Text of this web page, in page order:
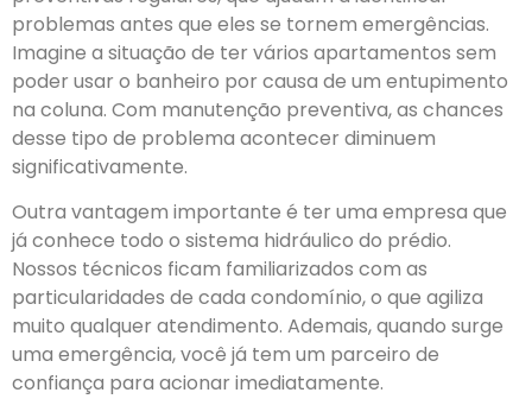
problemas antes que eles se tornem emergências.
Imagine a situação de ter vários apartamentos sem
poder usar o banheiro por causa de um entupimento
na coluna. Com manutenção preventiva, as chances
desse tipo de problema acontecer diminuem
significativamente.
Outra vantagem importante é ter uma empresa que
já conhece todo o sistema hidráulico do prédio.
Nossos técnicos ficam familiarizados com as
particularidades de cada condomínio, o que agiliza
muito qualquer atendimento. Ademais, quando surge
uma emergência, você já tem um parceiro de
confiança para acionar imediatamente.